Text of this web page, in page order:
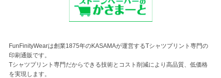
FunFinityWearは創業1875年のKASAMAが運営するTシャツプリント専門の
印刷通販です。
Tシャツプリント専門だからできる技術とコスト削減により高品質、低価格
を実現します。